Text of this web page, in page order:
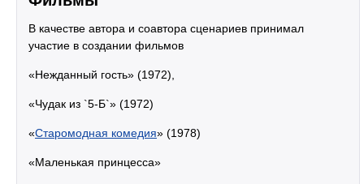
В качестве автора и соавтора сценариев принимал
участие в создании фильмов
«Нежданный гость» (1972),
«Чудак из `5-Б`» (1972)
«Старомодная комедия» (1978)
«Маленькая принцесса»